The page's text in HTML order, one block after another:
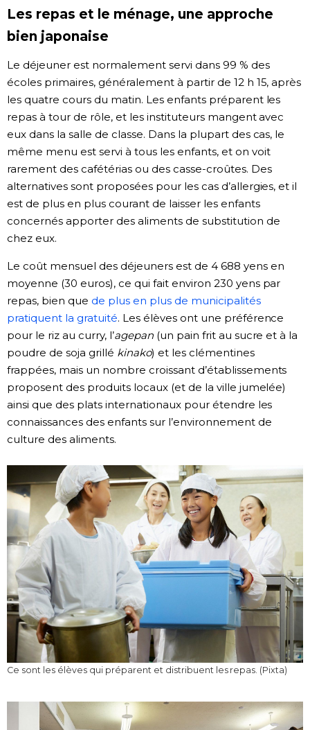
Les repas et le ménage, une approche
bien japonaise
Le déjeuner est normalement servi dans 99 % des
écoles primaires, généralement à partir de 12 h 15, après
les quatre cours du matin. Les enfants préparent les
repas à tour de rôle, et les instituteurs mangent avec
eux dans la salle de classe. Dans la plupart des cas, le
même menu est servi à tous les enfants, et on voit
rarement des cafétérias ou des casse-croûtes. Des
alternatives sont proposées pour les cas d’allergies, et il
est de plus en plus courant de laisser les enfants
concernés apporter des aliments de substitution de
chez eux.
Le coût mensuel des déjeuners est de 4 688 yens en
moyenne (30 euros), ce qui fait environ 230 yens par
repas, bien que de plus en plus de municipalités
pratiquent la gratuité. Les élèves ont une préférence
pour le riz au curry, l’agepan(un pain frit au sucre et à la
poudre de soja grillé kinako) et les clémentines
frappées, mais un nombre croissant d’établissements
proposent des produits locaux (et de la ville jumelée)
ainsi que des plats internationaux pour étendre les
connaissances des enfants sur l’environnement de
culture des aliments.
Ce sont les élèves qui préparent et distribuent les repas. (Pixta)